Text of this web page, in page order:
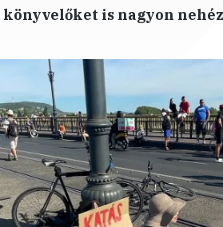
könyvelőket is nagyon